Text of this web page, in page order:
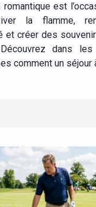
romantique est
la flamme,
et créer des
dans les
comment un séjour